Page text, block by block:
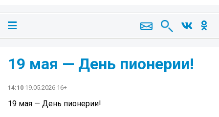
19 мая — День пионерии!
14:10 19.05.2026 16+
19 мая — День пионерии!